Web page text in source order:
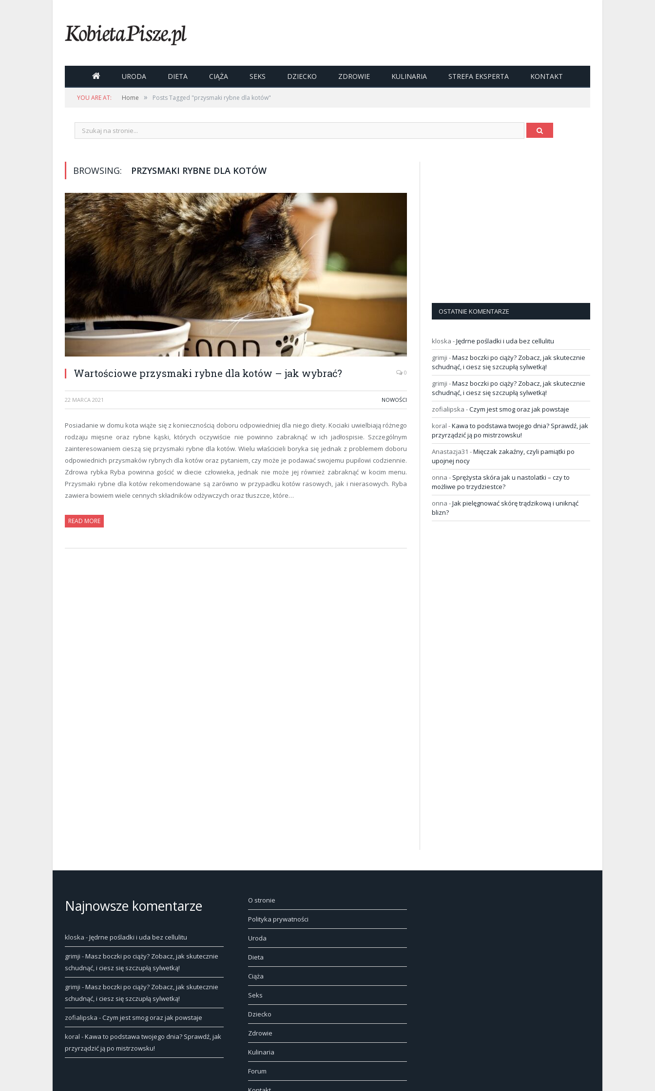
 URODA DIETA CIĄŻA SEKS DZIECKO ZDROWIE KULINARIA STREFA EKSPERTA KONTAKT
YOU ARE AT: Home » Posts Tagged "przysmaki rybne dla kotów"
BROWSING: PRZYSMAKI RYBNE DLA KOTÓW
Wartościowe przysmaki rybne dla kotów – jak wybrać? 0
22 MARCA 2021 NOWOŚCI
Posiadanie w domu kota wiąże się z koniecznością doboru odpowiedniej dla niego diety. Kociaki uwielbiają różnego
rodzaju mięsne oraz rybne kąski, których oczywiście nie powinno zabraknąć w ich jadłospisie. Szczególnym
zainteresowaniem cieszą się przysmaki rybne dla kotów. Wielu właścicieli boryka się jednak z problemem doboru
odpowiednich przysmaków rybnych dla kotów oraz pytaniem, czy może je podawać swojemu pupilowi codziennie.
Zdrowa rybka Ryba powinna gościć w diecie człowieka, jednak nie może jej również zabraknąć w kocim menu.
Przysmaki rybne dla kotów rekomendowane są zarówno w przypadku kotów rasowych, jak i nierasowych. Ryba
zawiera bowiem wiele cennych składników odżywczych oraz tłuszcze, które…
READ MORE
OSTATNIE KOMENTARZE
kloska -Jędrne pośladki i uda bez cellulitu
grimji -Masz boczki po ciąży? Zobacz, jak skutecznie
schudnąć, i ciesz się szczupłą sylwetką!
grimji -Masz boczki po ciąży? Zobacz, jak skutecznie
schudnąć, i ciesz się szczupłą sylwetką!
zofialipska -Czym jest smog oraz jak powstaje
koral -Kawa to podstawa twojego dnia? Sprawdź, jak
przyrządzić ją po mistrzowsku!
Anastazja31 -Mięczak zakaźny, czyli pamiątki po
upojnej nocy
onna - Sprężysta skóra jak u nastolatki – czy to
możliwe po trzydziestce?
onna -Jak pielęgnować skórę trądzikową i uniknąć
blizn?
Najnowsze komentarze
kloska -Jędrne pośladki i uda bez cellulitu
grimji -Masz boczki po ciąży? Zobacz, jak skutecznie
schudnąć, i ciesz się szczupłą sylwetką!
grimji -Masz boczki po ciąży? Zobacz, jak skutecznie
schudnąć, i ciesz się szczupłą sylwetką!
zofialipska -Czym jest smog oraz jak powstaje
koral -Kawa to podstawa twojego dnia? Sprawdź, jak
przyrządzić ją po mistrzowsku!
O stronie
Polityka prywatności
Uroda
Dieta
Ciąża
Seks
Dziecko
Zdrowie
Kulinaria
Forum